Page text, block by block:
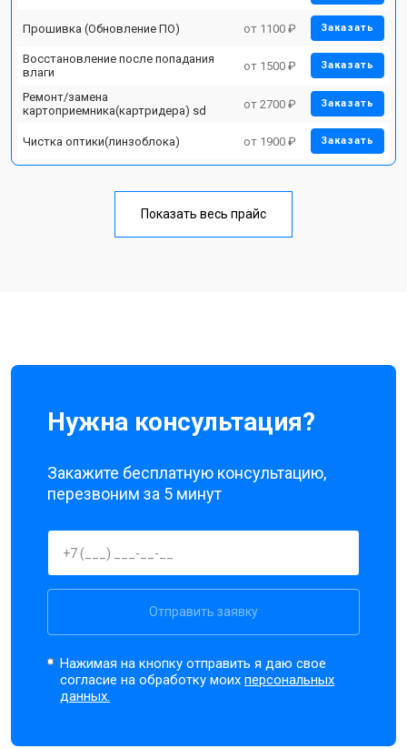
Прошивка (Обновление ПО) от 1100 ₽ Заказать
Восстановление после попадания
влаги
от 1500 ₽ Заказать
Ремонт/замена
картоприемника(картридера) sd
от 2700 ₽ Заказать
Чистка оптики(линзоблока) от 1900 ₽ Заказать
Показать весь прайс
Нужна консультация?
Закажите бесплатную консультацию,
перезвоним за 5 минут
Отправить заявку
Нажимая на кнопку отправить я даю свое
согласие на обработку моихперсональных
данных.